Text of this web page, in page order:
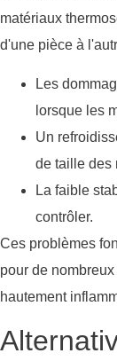
matériaux
d'une pièce à
Les
lorsque les
Un
de taille des
La faible
contrôler.
Ces problèmes
pour de
hautement